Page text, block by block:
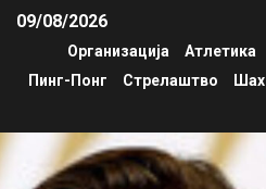
09/08/2026
Организација Атлетика
Пинг-Понг
Стрелаштво Шах